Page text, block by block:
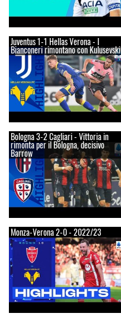
Juventus 1-1 Hellas Verona - I
Bianconeri rimontano con Kulusevski
Bologna 3-2 Cagliari - Vittoria in
rimonta per il Bologna, decisivo
Barrow
Monza-Verona 2-0 - 2022/23